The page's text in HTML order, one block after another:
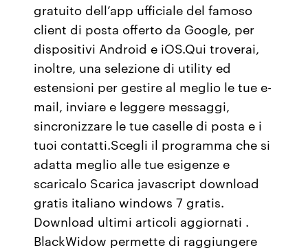
gratuito dell’app ufficiale del famoso
client di posta offerto da Google, per
dispositivi Android e iOS.Qui troverai,
inoltre, una selezione di utility ed
estensioni per gestire al meglio le tue e-
mail, inviare e leggere messaggi,
sincronizzare le tue caselle di posta e i
tuoi contatti.Scegli il programma che si
adatta meglio alle tue esigenze e
scaricalo Scarica javascript download
gratis italiano windows 7 gratis.
Download ultimi articoli aggiornati .
BlackWidow permette di raggiungere